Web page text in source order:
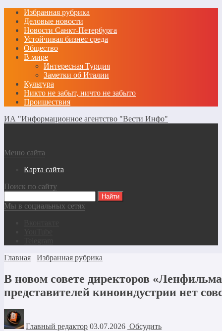
Избранная рубрика
Деловые новости
Новости Санкт-Петербурга
Устойчивая бизнес среда
Общество
В мире
Интересная Турция
Заметки об Италии
Культура
Никто не забыт, ничто не забыто
Проишествия
ИА "Информационное агентство "Вести Инфо"
Меню сайта
Карта сайта
Поиск по сайту
Мы в социальных сетях
Главная
Избранная рубрика
В новом совете директоров
представителей киноиндустрии нет
Главный редактор 03.07.2026 Обсудить